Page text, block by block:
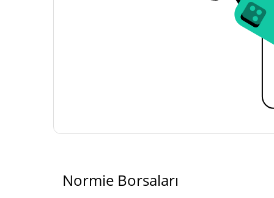
Normie Borsaları